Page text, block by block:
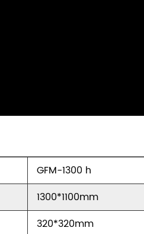
GFM-1300 h
1300*1100mm
320*320mm